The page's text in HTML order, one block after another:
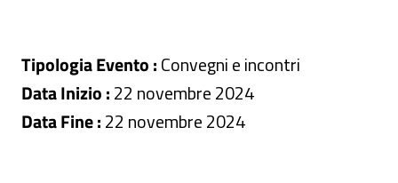
Tipologia Evento :Convegni e incontri
Data Inizio :22 novembre 2024
Data Fine :22 novembre 2024